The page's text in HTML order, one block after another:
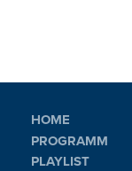
HOME
PROGRAMM
PLAYLIST